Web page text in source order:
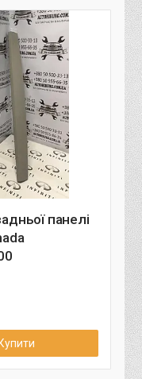
панелі
Купити